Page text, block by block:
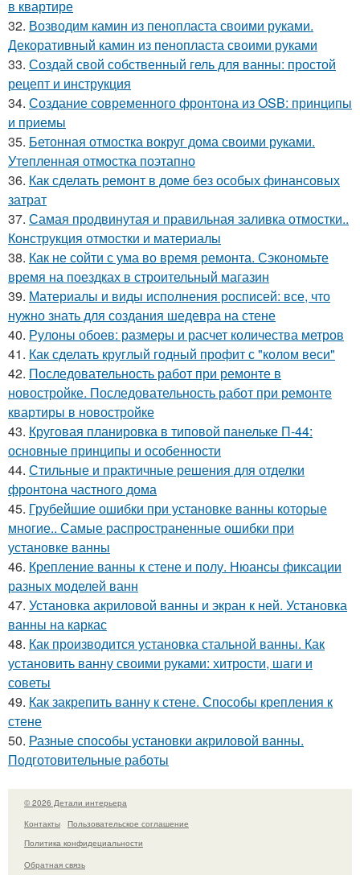
в квартире
32. Возводим камин из пенопласта своими руками.
Декоративный камин из пенопласта своими руками
33. Создай свой собственный гель для ванны: простой
рецепт и инструкция
34. Создание современного фронтона из OSB: принципы
и приемы
35. Бетонная отмостка вокруг дома своими руками.
Утепленная отмостка поэтапно
36. Как сделать ремонт в доме без особых финансовых
затрат
37. Самая продвинутая и правильная заливка отмостки..
Конструкция отмостки и материалы
38. Как не сойти с ума во время ремонта. Сэкономьте
время на поездках в строительный магазин
39. Материалы и виды исполнения росписей: все, что
нужно знать для создания шедевра на стене
40. Рулоны обоев: размеры и расчет количества метров
41. Как сделать круглый годный профит с "колом веси"
42. Последовательность работ при ремонте в
новостройке. Последовательность работ при ремонте
квартиры в новостройке
43. Круговая планировка в типовой панельке П-44:
основные принципы и особенности
44. Стильные и практичные решения для отделки
фронтона частного дома
45. Грубейшие ошибки при установке ванны которые
многие.. Самые распространенные ошибки при
установке ванны
46. Крепление ванны к стене и полу. Нюансы фиксации
разных моделей ванн
47. Установка акриловой ванны и экран к ней. Установка
ванны на каркас
48. Как производится установка стальной ванны. Как
установить ванну своими руками: хитрости, шаги и
советы
49. Как закрепить ванну к стене. Способы крепления к
стене
50. Разные способы установки акриловой ванны.
Подготовительные работы
© 2026 Детали интерьера
Контакты
Пользовательское соглашение
Политика конфидециальности
Обратная связь